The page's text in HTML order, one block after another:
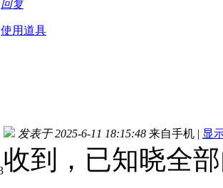
回复
使用道具
发表于 2025-6-11 18:15:48 来自手机 | 显
收到，已知晓全